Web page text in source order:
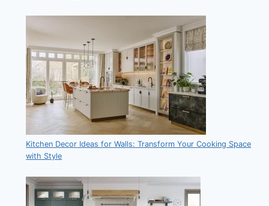
Kitchen Decor Ideas for Walls: Transform Your Cooking Space
with Style